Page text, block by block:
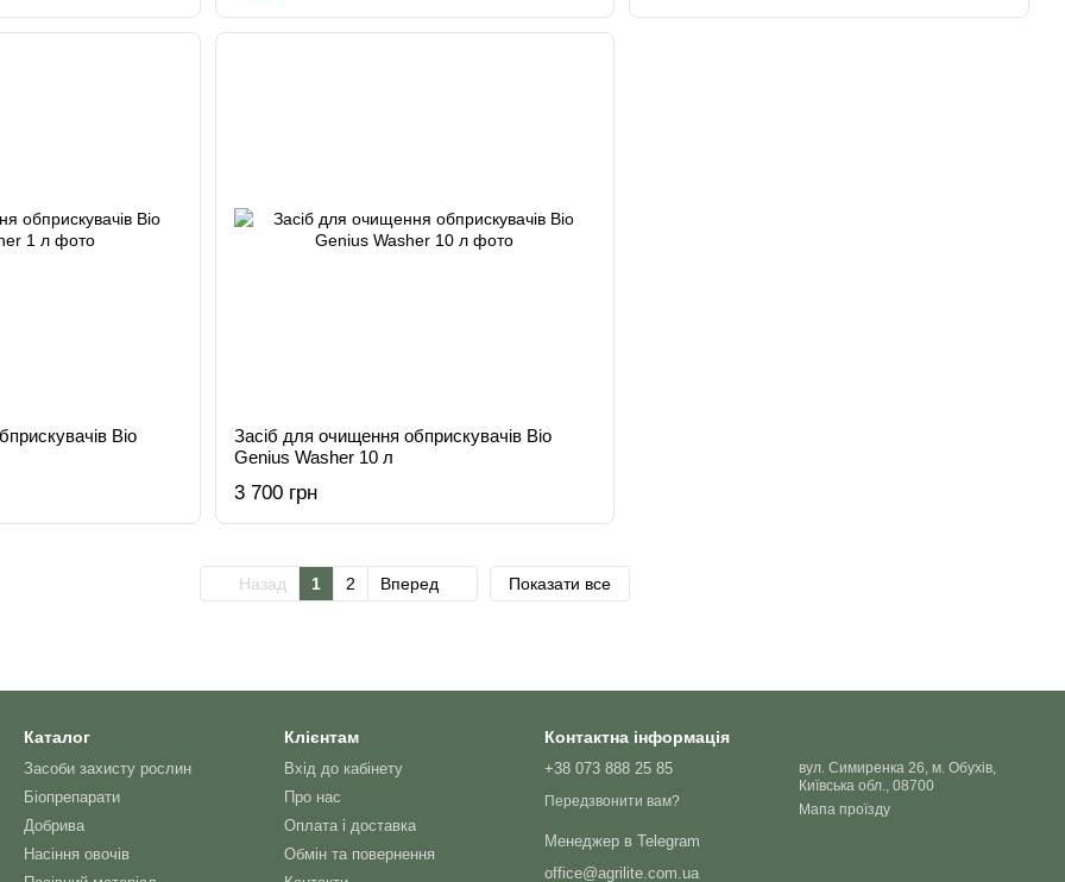
Bio
Засіб для очищення обприскувачів Bio
Genius Washer 10 л
3 700 грн
Назад 1 2 Вперед Показати все
Каталог
Засоби захисту рослин
Біопрепарати
Добрива
Насіння овочів
Клієнтам
Вхід до кабінету
Про нас
Оплата і доставка
Обмін та повернення
Контактна інформація
+38 073 888 25 85
Передзвонити вам?
Менеджер в Telegram
office@agrilite.com.ua
вул. Симиренка 26, м. Обухів,
Київська обл., 08700
Мапа проїзду